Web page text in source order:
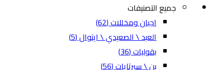
جميع التصنيفات
اجبان ومخللات(62)
العبد \ الصعيدي \ ايتوال(5)
بقوليات(36)
بن \ سبرتايات(56)